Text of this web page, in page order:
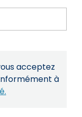
acceptez
à